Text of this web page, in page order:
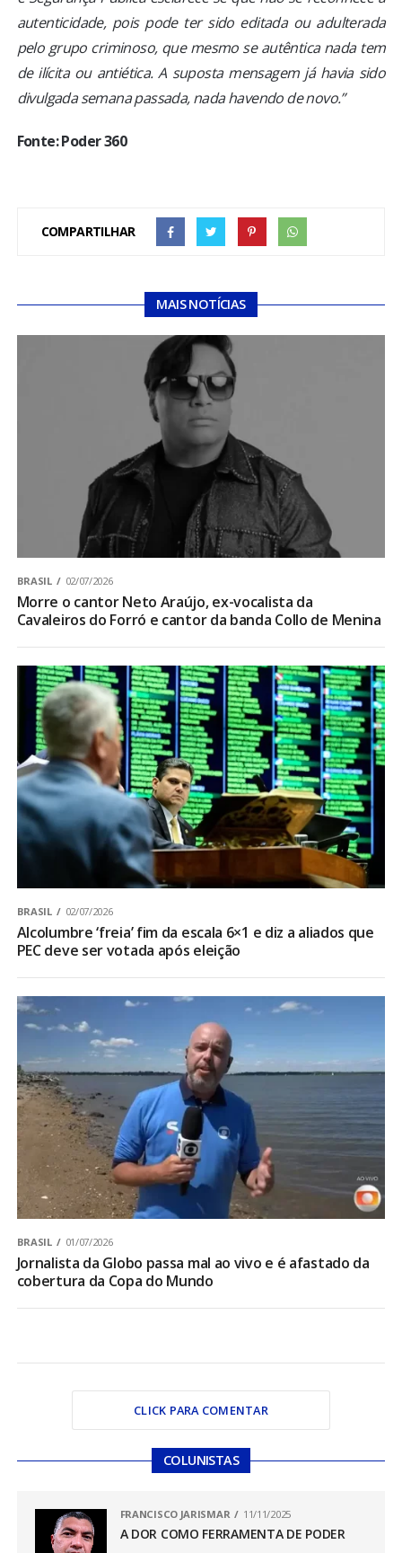
autenticidade, pois pode ter sido editada ou adulterada
pelo grupo criminoso, que mesmo se autêntica nada tem
de ilícita ou antiética. A suposta mensagem já havia sido
divulgada semana passada, nada havendo de novo.”
Fonte: Poder 360
COMPARTILHAR
MAIS NOTÍCIAS
BRASIL 02/07/2026
Morre o cantor Neto Araújo, ex-vocalista da
Cavaleiros do Forró e cantor da banda Collo de Menina
BRASIL 02/07/2026
Alcolumbre ‘freia’ fim da escala 6×1 e diz a aliados que
PEC deve ser votada após eleição
BRASIL 01/07/2026
Jornalista da Globo passa mal ao vivo e é afastado da
cobertura da Copa do Mundo
CLICK PARA COMENTAR
COLUNISTAS
FRANCISCO JARISMAR 11/11/2025
A DOR COMO FERRAMENTA DE PODER